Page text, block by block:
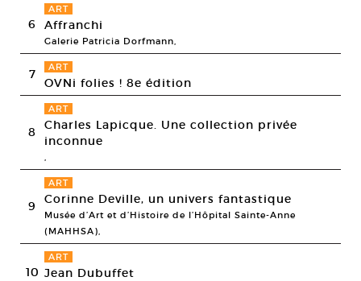
6
ART
Affranchi
Galerie Patricia Dorfmann,
7 ART
OVNi folies ! 8e édition
8
ART
Charles Lapicque. Une collection privée
inconnue
,
9
ART
Corinne Deville, un univers fantastique
Musée d’Art et d’Histoire de l’Hôpital Sainte-Anne
(MAHHSA),
10
ART
Jean Dubuffet